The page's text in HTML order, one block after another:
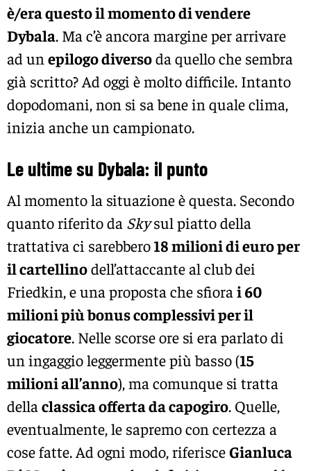
è/era questo il momento di vendere
Dybala. Ma c’è ancora margine per arrivare
ad un epilogo diversoda quello che sembra
già scritto? Ad oggi è molto difficile. Intanto
dopodomani, non si sa bene in quale clima,
inizia anche un campionato.
Le ultime su Dybala: il punto
Al momento la situazione è questa. Secondo
quanto riferito da Skysul piatto della
trattativa ci sarebbero18 milioni di euro per
il cartellinodell’attaccante al club dei
Friedkin, e una proposta che sfiora i 60
milioni più bonus complessivi per il
giocatore. Nelle scorse ore si era parlato di
un ingaggio leggermente più basso (15
milioni all’anno), ma comunque si tratta
della classica offerta da capogiro. Quelle,
eventualmente, le sapremo con certezza a
cose fatte. Ad ogni modo, riferisceGianluca